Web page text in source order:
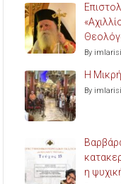
By
Η
By
η